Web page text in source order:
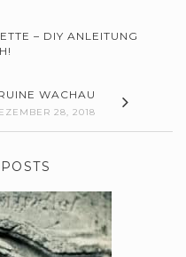
– DIY ANLEITUNG
WACHAU
28, 2018